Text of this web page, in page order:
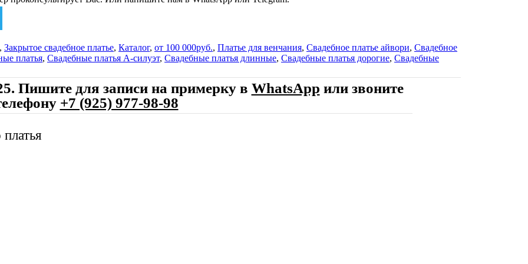
, Закрытое свадебное платье, Каталог, от 100 000руб., Платье для венчания, Свадебное платье айвори, Свадебное
платья, Свадебные платья А-силуэт, Свадебные платья длинные, Свадебные платья дорогие, Свадебные
Пишите для записи на примерку в WhatsApp или звоните
+7 (925) 977-98-98